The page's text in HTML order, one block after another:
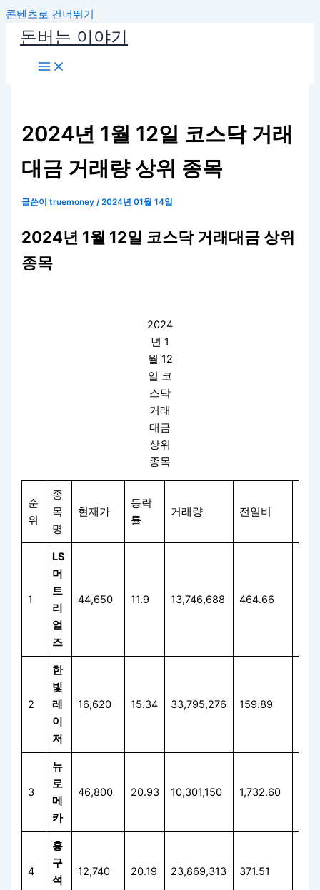
콘텐츠로 건너뛰기
돈버는 이야기
2024년 1월 12일 코스닥 거래
대금 거래량 상위 종목
글쓴이truemoney/2024년 01월 14일
2024년 1월 12일 코스닥 거래대금 상위
종목
2024
년 1
월 12
일 코
스닥
거래
대금
상위
종목
순
위
종
목
명
현재가
등락
률
거래량 전일비
1
LS
머
트
리
얼
즈
44,650 11.9 13,746,688 464.66
2
한
빛
레
이
저
16,620 15.34 33,795,276 159.89
3
뉴
로
메
카
46,800 20.93 10,301,150 1,732.60
4
흥
구
석
12,740 20.19 23,869,313 371.51